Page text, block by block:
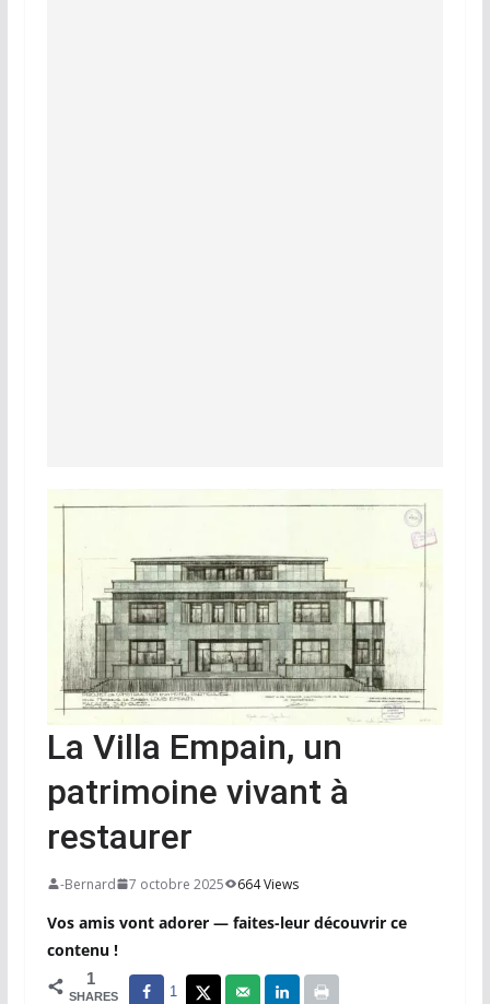
La Villa Empain, un
patrimoine vivant à
restaurer
-Bernard 7 octobre 2025 664 Views
Vos amis vont adorer — faites-leur découvrir ce
contenu !
1
SHARES 1